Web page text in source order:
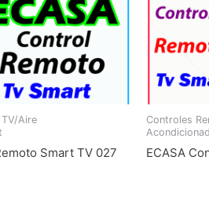
Aire
Smart TV 027
Controles
ECASA